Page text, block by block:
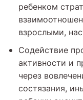
ребенком
взрослыми,
Содействие
активности и
через
состязания,